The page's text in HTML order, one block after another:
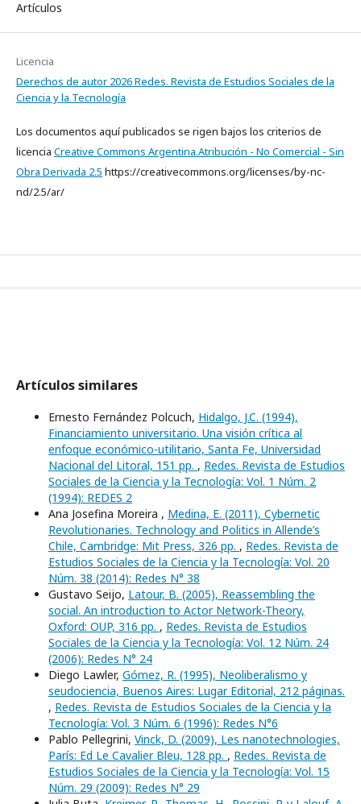
Artículos
Licencia
Derechos de autor 2026 Redes. Revista de Estudios Sociales de la
Ciencia y la Tecnología
Los documentos aquí publicados se rigen bajos los criterios de
licencia Creative Commons Argentina.Atribución - No Comercial - Sin
Obra Derivada 2.5 https://creativecommons.org/licenses/by-nc-
nd/2.5/ar/
Artículos similares
Ernesto Fernández Polcuch, Hidalgo, J.C. (1994),
Financiamiento universitario. Una visión crítica al
enfoque económico-utilitario, Santa Fe, Universidad
Nacional del Litoral, 151 pp. , Redes. Revista de Estudios
Sociales de la Ciencia y la Tecnología: Vol. 1 Núm. 2
(1994): REDES 2
Ana Josefina Moreira , Medina, E. (2011), Cybernetic
Revolutionaries. Technology and Politics in Allende’s
Chile, Cambridge: Mit Press, 326 pp. , Redes. Revista de
Estudios Sociales de la Ciencia y la Tecnología: Vol. 20
Núm. 38 (2014): Redes N° 38
Gustavo Seijo, Latour, B. (2005), Reassembling the
social. An introduction to Actor Network-Theory,
Oxford: OUP, 316 pp. , Redes. Revista de Estudios
Sociales de la Ciencia y la Tecnología: Vol. 12 Núm. 24
(2006): Redes N° 24
Diego Lawler, Gómez, R. (1995), Neoliberalismo y
seudociencia, Buenos Aires: Lugar Editorial, 212 páginas.
, Redes. Revista de Estudios Sociales de la Ciencia y la
Tecnología: Vol. 3 Núm. 6 (1996): Redes N°6
Pablo Pellegrini, Vinck, D. (2009), Les nanotechnologies,
París: Ed Le Cavalier Bleu, 128 pp. , Redes. Revista de
Estudios Sociales de la Ciencia y la Tecnología: Vol. 15
Núm. 29 (2009): Redes N° 29